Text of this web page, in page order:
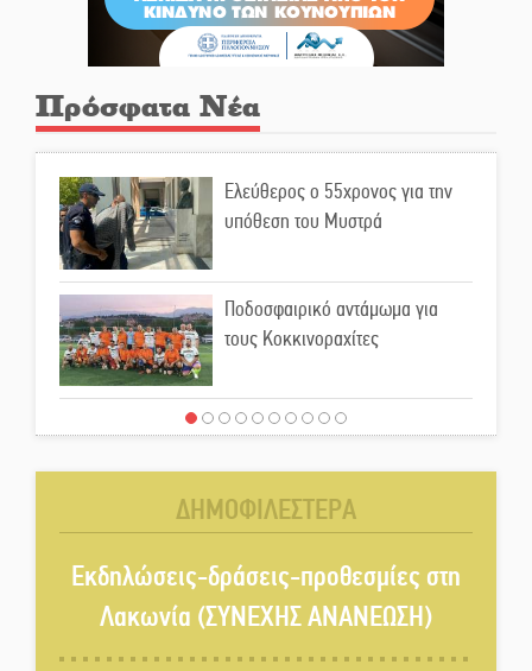
Πρόσφατα Νέα
Ελεύθερος ο 55χρονος για την
υπόθεση του Μυστρά
Ποδοσφαιρικό αντάμωμα για
τους Κοκκινοραχίτες
Μάχης συνέχεια των 310 για τη
Ελλάδας Beach Soccer ο Π.
Μαρτσούκος
Η Έρη Ρίτσου σχολιάζει τα…
ΔΗΜΟΦΙΛΕΣΤΕΡΑ
Εκδηλώσεις-δράσεις-προθεσμίες στη
Λακωνία (ΣΥΝΕΧΗΣ ΑΝΑΝΕΩΣΗ)